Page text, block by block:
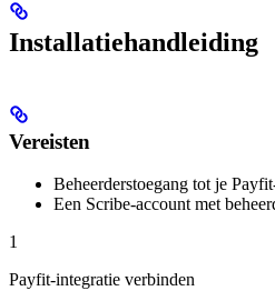
Installatiehandleiding
Vereisten
Beheerderstoegang tot je
Een Scribe-account met
1
Payfit-integratie verbinden